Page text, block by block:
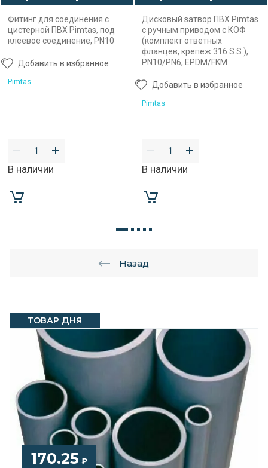
ТОВАР ДНЯ
170.25 ₽
Фитинг для соединения с
цистерной ПВХ Pimtas, под
клеевое соединение, PN10
Добавить в избранное
Pimtas
В наличии
Дисковый затвор ПВХ Pimtas
с ручным приводом с КОФ
(комплект ответных
фланцев, крепеж 316 S.S.),
PN10/PN6, EPDM/FKM
Добавить в избранное
Pimtas
В наличии
Назад